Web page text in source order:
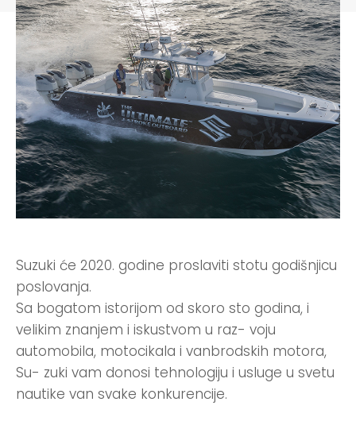
Suzuki će 2020. godine proslaviti stotu godišnjicu
poslovanja.
Sa bogatom istorijom od skoro sto godina, i
velikim znanjem i iskustvom u raz- voju
automobila, motocikala i vanbrodskih motora,
Su- zuki vam donosi tehnologiju i usluge u svetu
nautike van svake konkurencije.